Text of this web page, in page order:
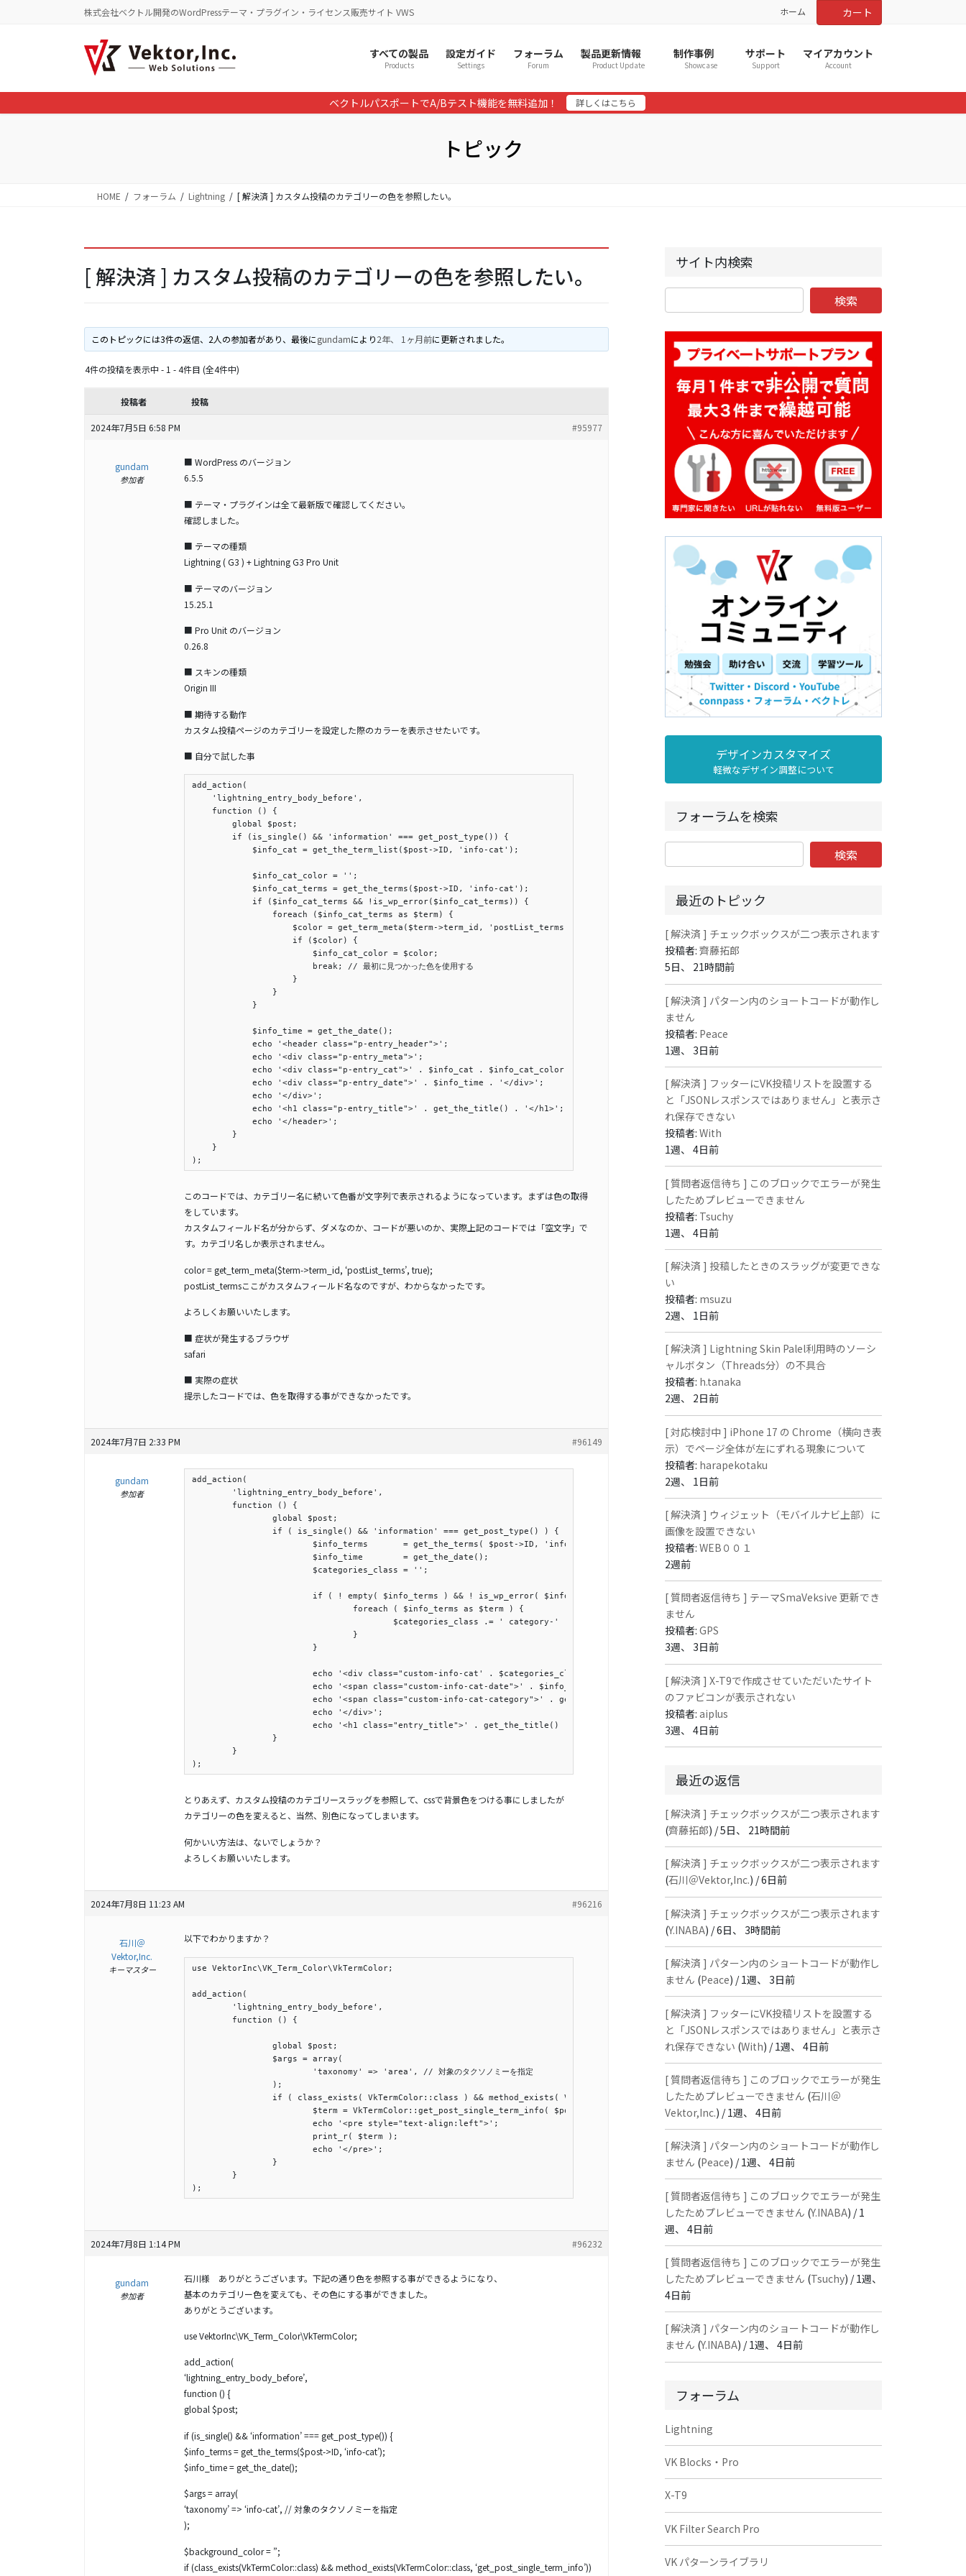
に
移
ョ
ン
株式会社ベクトル開発のWordPressテーマ・プラグイン・ライセンス販売サイト VWS ホーム カート
すべての製品
Products
設定ガイド
Settings
フォーラム
Forum
製品更新情報
Product Update
制作事例
Showcase
サポート
Support
マイアカウント
Account
ベクトルパスポートでA/Bテスト機能を無料追加！ 詳しくはこちら
トピック
HOME フォーラム Lightning [ 解決済 ] カスタム投稿のカテゴリーの色を参照したい。
[ 解決済 ] カスタム投稿のカテゴリーの色を参照したい。
このトピックには3件の返信、2人の参加者があり、最後にgundamにより2年、 1ヶ月前に更新されました。
4件の投稿を表示中 - 1 - 4件目 (全4件中)
投稿者 投稿
2024年7月5日 6:58 PM #95977
gundam
参加者
■ WordPress のバージョン
6.5.5
■ テーマ・プラグインは全て最新版で確認してください。
確認しました。
■ テーマの種類
Lightning ( G3 ) + Lightning G3 Pro Unit
■ テーマのバージョン
15.25.1
■ Pro Unit のバージョン
0.26.8
■ スキンの種類
Origin III
■ 期待する動作
カスタム投稿ページのカテゴリーを設定した際のカラーを表示させたいです。
■ 自分で試した事
add_action(
    'lightning_entry_body_before',
    function () {
        global $post;
        if (is_single() && 'information' === get_post_type()) {
            $info_cat = get_the_term_list($post->ID, 'info-cat');
            $info_cat_color = '';
            $info_cat_terms = get_the_terms($post->ID, 'info-cat');
            if ($info_cat_terms && !is_wp_error($info_cat_terms)) {
                foreach ($info_cat_terms as $term) {
                    $color = get_term_meta($term->term_id, 'postList_terms', true);
                    if ($color) {
                        $info_cat_color = $color;
                        break; // 最初に見つかった色を使用する
                    }
                }
            }
            $info_time = get_the_date();
            echo '<header class="p-entry_header">';
            echo '<div class="p-entry_meta">';
            echo '<div class="p-entry_cat">' . $info_cat . $info_cat_color . '</div>';
            echo '<div class="p-entry_date">' . $info_time . '</div>';
            echo '</div>';
            echo '<h1 class="p-entry_title">' . get_the_title() . '</h1>';
            echo '</header>';
        }
    }
);
このコードでは、カテゴリー名に続いて色番が文字列で表示されるようになっています。まずは色の取得
をしています。
カスタムフィールド名が分からず、ダメなのか、コードが悪いのか、実際上記のコードでは「空文字」で
す。カテゴリ名しか表示されません。
color = get_term_meta($term->term_id, ‘postList_terms’, true);
postList_termsここがカスタムフィールド名なのですが、わからなかったです。
よろしくお願いいたします。
■ 症状が発生するブラウザ
safari
■ 実際の症状
提示したコードでは、色を取得する事ができなかったです。
2024年7月7日 2:33 PM #96149
gundam
参加者
add_action(
);
とりあえず、カスタム投稿のカテゴリースラッグを参照して、cssで背景色をつける事にしましたが
カテゴリーの色を変えると、当然、別色になってしまいます。
何かいい方法は、ないでしょうか？
よろしくお願いいたします。
2024年7月8日 11:23 AM #96216
石川＠
Vektor,Inc.
キーマスター
以下でわかりますか？
use VektorInc\VK_Term_Color\VkTermColor;
add_action(
);
2024年7月8日 1:14 PM #96232
gundam
参加者
石川様 ありがとうございます。下記の通り色を参照する事ができるようになり、
基本のカテゴリー色を変えても、その色にする事ができました。
ありがとうございます。
use VektorInc\VK_Term_Color\VkTermColor;
add_action(
‘lightning_entry_body_before’,
function () {
global $post;
if (is_single() && ‘information’ === get_post_type()) {
$info_terms = get_the_terms($post->ID, ‘info-cat’);
$info_time = get_the_date();
$args = array(
‘taxonomy’ => ‘info-cat’, // 対象のタクソノミーを指定
);
$background_color = ”;
if (class_exists(VkTermColor::class) && method_exists(VkTermColor::class, ‘get_post_single_term_info’))
サイト内検索
デザインカスタマイズ
軽微なデザイン調整について
フォーラムを検索
最近のトピック
[ 解決済 ] チェックボックスが二つ表示されます
投稿者:齊藤拓郎
5日、 21時間前
[ 解決済 ] パターン内のショートコードが動作し
ません
投稿者: Peace
1週、 3日前
[ 解決済 ] フッターにVK投稿リストを設置する
と「JSONレスポンスではありません」と表示さ
れ保存できない
投稿者:With
1週、 4日前
[ 質問者返信待ち ] このブロックでエラーが発生
したためプレビューできません
投稿者: Tsuchy
1週、 4日前
[ 解決済 ] 投稿したときのスラッグが変更できな
い
投稿者: msuzu
2週、 1日前
[ 解決済 ] Lightning Skin Palel利用時のソーシ
ャルボタン（Threads分）の不具合
投稿者: h.tanaka
2週、 2日前
[ 対応検討中 ] iPhone 17 の Chrome（横向き表
示）でページ全体が左にずれる現象について
投稿者: harapekotaku
2週、 1日前
[ 解決済 ] ウィジェット（モバイルナビ上部）に
画像を設置できない
投稿者:WEB００１
2週前
[ 質問者返信待ち ] テーマSmaVeksive 更新でき
ません
投稿者:GPS
3週、 3日前
[ 解決済 ] X-T9で作成させていただいたサイト
のファビコンが表示されない
投稿者:aiplus
3週、 4日前
最近の返信
[ 解決済 ] チェックボックスが二つ表示されます
(齊藤拓郎) /5日、 21時間前
[ 解決済 ] チェックボックスが二つ表示されます
(石川＠Vektor,Inc.) /6日前
[ 解決済 ] チェックボックスが二つ表示されます
(Y.INABA) /6日、 3時間前
[ 解決済 ] パターン内のショートコードが動作し
ません (Peace) /1週、 3日前
[ 解決済 ] フッターにVK投稿リストを設置する
と「JSONレスポンスではありません」と表示さ
れ保存できない (With) /1週、 4日前
[ 質問者返信待ち ] このブロックでエラーが発生
したためプレビューできません (石川＠
Vektor,Inc.) /1週、 4日前
[ 解決済 ] パターン内のショートコードが動作し
ません (Peace) /1週、 4日前
[ 質問者返信待ち ] このブロックでエラーが発生
したためプレビューできません (Y.INABA) /1
週、 4日前
[ 質問者返信待ち ] このブロックでエラーが発生
したためプレビューできません (Tsuchy) /1週、
4日前
[ 解決済 ] パターン内のショートコードが動作し
ません (Y.INABA) /1週、 4日前
フォーラム
Lightning
VK Blocks・Pro
X-T9
VK Filter Search Pro
VK パターンライブラリ